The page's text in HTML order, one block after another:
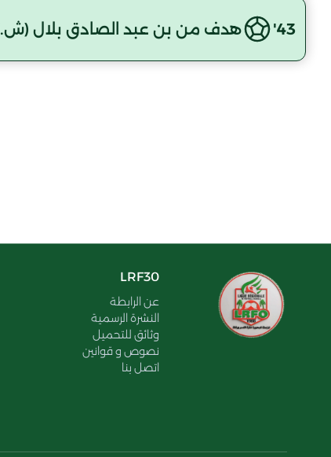
43' هدف من بن عبد الصادق بلال
LRF30
عن الرابطة
النشرة الرسمية
وثائق للتحميل
نصوص و قوانين
اتصل بنا